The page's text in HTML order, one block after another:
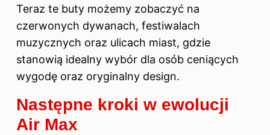
Teraz te buty możemy zobaczyć na
czerwonych dywanach, festiwalach
muzycznych oraz ulicach miast, gdzie
stanowią idealny wybór dla osób ceniących
wygodę oraz oryginalny design.
Następne kroki w ewolucji
Air Max